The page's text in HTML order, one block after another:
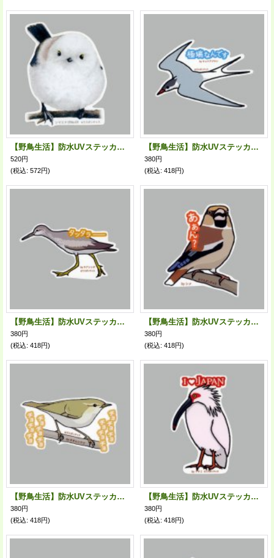
【野鳥生活】防水UVステッカー「シマエナガ03」送料180円
520円
(税込: 572円)
【野鳥生活】防水UVステッカー「極端なんです」送料180円
380円
(税込: 418円)
【野鳥生活】防水UVステッカー「タッタラーー」送料180円
380円
(税込: 418円)
【野鳥生活】防水UVステッカー「あぁん？」送料180円
380円
(税込: 418円)
【野鳥生活】防水UVステッカー「チョチョチョ、チョチョチョ」送料180円
380円
(税込: 418円)
【野鳥生活】防水UVステッカー「I ♥ JAPAN」送料180円
380円
(税込: 418円)